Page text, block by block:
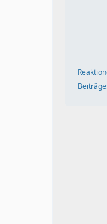
Beiträge